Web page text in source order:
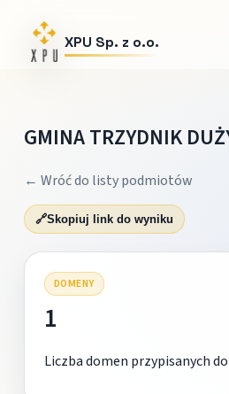
XPU Sp. z o.o.
GMINA TRZYDNIK
← Wróć do listy podmiotów
🔗Skopiuj link do wyniku
DOMENY
1
Liczba domen przypisanych